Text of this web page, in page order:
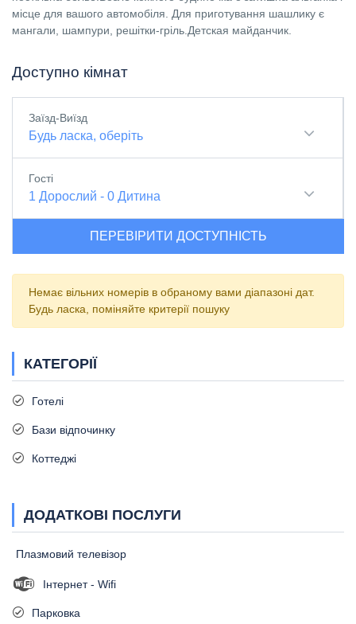
місце для вашого автомобіля. Для приготування шашлику є
мангали, шампури, решітки-гріль.Детская майданчик.
Доступно кімнат
Заїзд-Виїзд
Будь ласка, оберіть
Гості
1 Дорослий - 0 Дитина
ПЕРЕВІРИТИ ДОСТУПНІСТЬ
Немає вільних номерів в обраному вами діапазоні дат.
Будь ласка, поміняйте критерії пошуку
КАТЕГОРІЇ
Готелі
Бази відпочинку
Коттеджі
ДОДАТКОВІ ПОСЛУГИ
Плазмовий телевізор
Інтернет - Wifi
Парковка